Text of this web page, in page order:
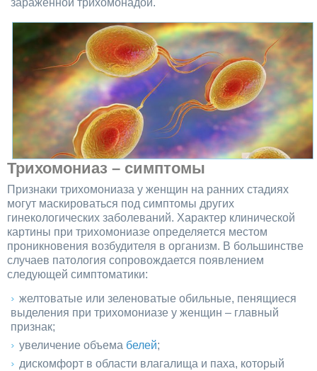
зараженной трихомонадой.
Трихомониаз – симптомы
Признаки трихомониаза у женщин на ранних стадиях
могут маскироваться под симптомы других
гинекологических заболеваний. Характер клинической
картины при трихомониазе определяется местом
проникновения возбудителя в организм. В большинстве
случаев патология сопровождается появлением
следующей симптоматики:
желтоватые или зеленоватые обильные, пенящиеся
выделения при трихомониазе у женщин – главный
признак;
увеличение объема белей;
дискомфорт в области влагалища и паха, который